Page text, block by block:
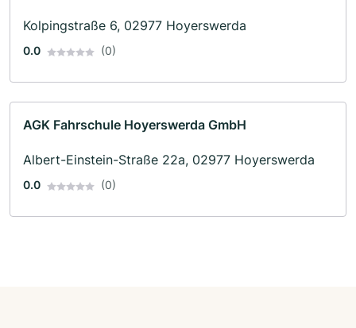
Kolpingstraße 6, 02977 Hoyerswerda
0.0 (0)
AGK Fahrschule Hoyerswerda GmbH
Albert-Einstein-Straße 22a, 02977 Hoyerswerda
0.0 (0)